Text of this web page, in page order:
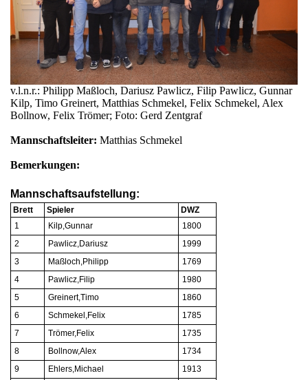
v.l.n.r.: Philipp Maßloch, Dariusz Pawlicz, Filip Pawlicz, Gunnar
Kilp, Timo Greinert, Matthias Schmekel, Felix Schmekel, Alex
Bollnow, Felix Trömer; Foto: Gerd Zentgraf
Mannschaftsleiter: Matthias Schmekel
Bemerkungen:
Mannschaftsaufstellung:
Brett Spieler
DWZ
1
Kilp,Gunnar
1800
2
Pawlicz,Dariusz
1999
3
Maßloch,Philipp
1769
4
Pawlicz,Filip
1980
5
Greinert,Timo
1860
6
Schmekel,Felix
1785
7
Trömer,Felix
1735
8
Bollnow,Alex
1734
9
Ehlers,Michael
1913